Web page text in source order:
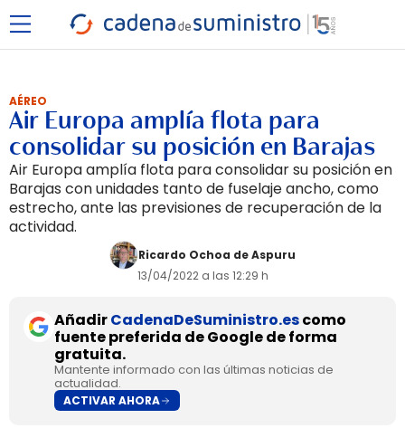
AÉREO
Air Europa amplía flota para
consolidar su posición en Barajas
Air Europa amplía flota para consolidar su posición en
Barajas con unidades tanto de fuselaje ancho, como
estrecho, ante las previsiones de recuperación de la
actividad.
Ricardo Ochoa de Aspuru
13/04/2022 a las 12:29 h
AñadirCadenaDeSuministro.escomo
fuente preferida de Google de forma
gratuita.
Mantente informado con las últimas noticias de
actualidad.
ACTIVAR AHORA